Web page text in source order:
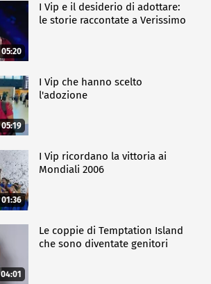
05:20
I Vip e il desiderio di adottare:
le storie raccontate a Verissimo
05:19
I Vip che hanno scelto
l'adozione
01:36
I Vip ricordano la vittoria ai
Mondiali 2006
04:01
Le coppie di Temptation Island
che sono diventate genitori